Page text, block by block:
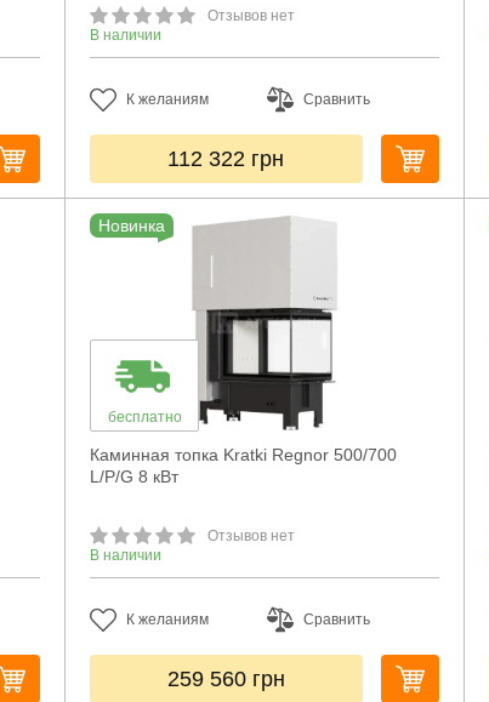
Отзывов нет
В наличии
К желаниям Сравнить
112 322 грн
Новинка
бесплатно
Каминная топка Kratki Regnor 500/700
L/P/G 8 кВт
Отзывов нет
В наличии
К желаниям Сравнить
259 560 грн